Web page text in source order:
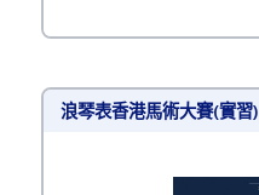
浪琴表香港馬術大賽(實習)